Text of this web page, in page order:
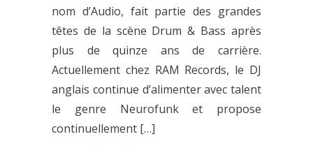
nom d’Audio, fait partie des grandes
têtes de la scène Drum & Bass après
plus de quinze ans de carrière.
Actuellement chez RAM Records, le DJ
anglais continue d’alimenter avec talent
le genre Neurofunk et propose
continuellement […]